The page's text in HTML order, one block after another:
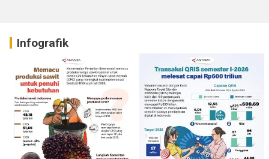
Infografik